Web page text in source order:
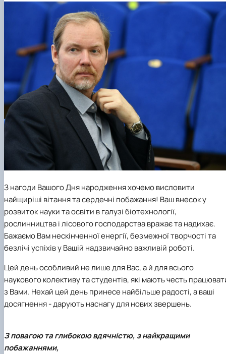
З нагоди Вашого Дня народження хочемо висловити
найщиріші вітання та сердечні побажання! Ваш внесок у
розвиток науки та освіти в галузі біотехнології,
рослинництва і лісового господарства вражає та надихає.
Бажаємо Вам нескінченної енергії, безмежної творчості та
безлічі успіхів у Вашій надзвичайно важливій роботі.
Цей день особливий не лише для Вас, а й для всього
наукового колективу та студентів, які мають честь
з Вами. Нехай цей день принесе найбільше радості, а ваші
досягнення - дарують наснагу для нових звершень.
З повагою та глибокою вдячністю, з найкращими
побажаннями,